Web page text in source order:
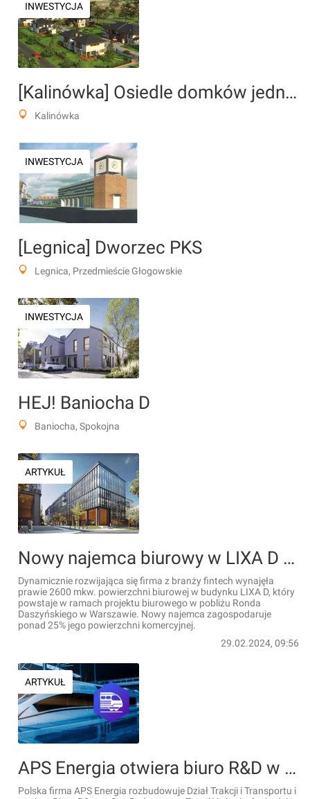
INWESTYCJA
[Kalinówka] Osiedle domków jednorodzinnych "Zorza Residence"
Kalinówka
INWESTYCJA
[Legnica] Dworzec PKS
Legnica, Przedmieście Głogowskie
INWESTYCJA
HEJ! Baniocha D
Baniocha, Spokojna
ARTYKUŁ
Nowy najemca biurowy w LIXA D w Warszawie
Dynamicznie rozwijająca się firma z branży fintech wynajęła
prawie 2600 mkw. powierzchni biurowej w budynku LIXA D, który
powstaje w ramach projektu biurowego w pobliżu Ronda
Daszyńskiego w Warszawie. Nowy najemca zagospodaruje
ponad 25% jego powierzchni komercyjnej.
29.02.2024, 09:56
ARTYKUŁ
APS Energia otwiera biuro R&D w Bydgoszczy
Polska firma APS Energia rozbudowuje Dział Trakcji i Transportu i